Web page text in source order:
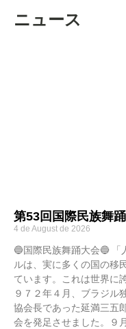
ニュース
第53回国際民族舞
4 de August de 2026
🔵国際民族舞踊大会🔵 「
ルは、実に多くの国の移
ています。これは世界に
９７２年４月、ブラジル
協会長であった延満三五
会を発足させました。９